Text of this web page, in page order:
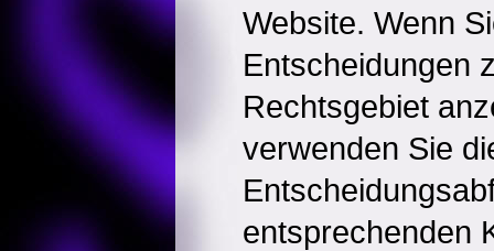
Website. Wenn
Entscheidungen
Rechtsgebiet
verwenden Sie
entsprechenden